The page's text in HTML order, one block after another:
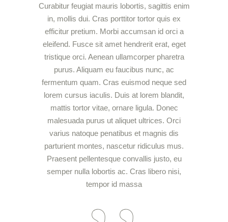
Curabitur feugiat mauris lobortis, sagittis enim
in, mollis dui. Cras porttitor tortor quis ex
efficitur pretium. Morbi accumsan id orci a
eleifend. Fusce sit amet hendrerit erat, eget
tristique orci. Aenean ullamcorper pharetra
purus. Aliquam eu faucibus nunc, ac
fermentum quam. Cras euismod neque sed
lorem cursus iaculis. Duis at lorem blandit,
mattis tortor vitae, ornare ligula. Donec
malesuada purus ut aliquet ultrices. Orci
varius natoque penatibus et magnis dis
parturient montes, nascetur ridiculus mus.
Praesent pellentesque convallis justo, eu
semper nulla lobortis ac. Cras libero nisi,
tempor id massa